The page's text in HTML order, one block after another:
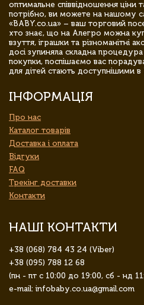
оптимальне співвідношення ціни
потрібно, ви можете на нашому
«BABY.co.ua» – ваш торговий
хто знає, що на Алегро можна
взуття, іграшки та різноманітні
досі зупиняла складна
покупки, поспішаємо вас
для дітей стають доступнішими в
ІНФОРМАЦІЯ
Про нас
Каталог товарів
Доставка і оплата
Відгуки
FAQ
Трекінг доставки
Контакти
НАШІ КОНТАКТИ
+38 (068) 784 43 24 (Viber)
+38 (095) 788 12 68
(пн - пт с 10:00 до 19:00, сб - нд
e-mail: infobaby.co.ua@gmail.com